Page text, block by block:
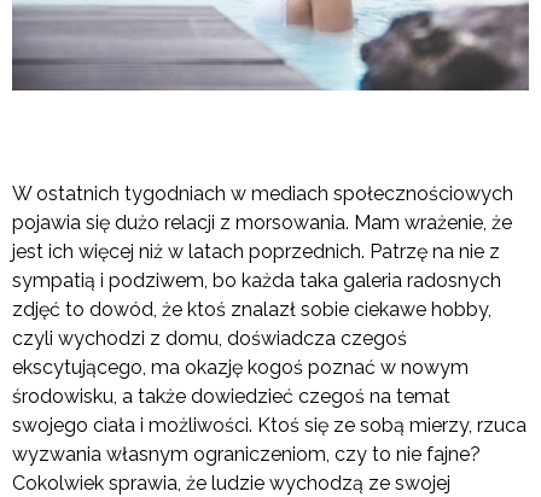
W ostatnich tygodniach w mediach społecznościowych
pojawia się dużo relacji z morsowania. Mam wrażenie, że
jest ich więcej niż w latach poprzednich. Patrzę na nie z
sympatią i podziwem, bo każda taka galeria radosnych
zdjęć to dowód, że ktoś znalazł sobie ciekawe hobby,
czyli wychodzi z domu, doświadcza czegoś
ekscytującego, ma okazję kogoś poznać w nowym
środowisku, a także dowiedzieć czegoś na temat
swojego ciała i możliwości. Ktoś się ze sobą mierzy, rzuca
wyzwania własnym ograniczeniom, czy to nie fajne?
Cokolwiek sprawia, że ludzie wychodzą ze swojej